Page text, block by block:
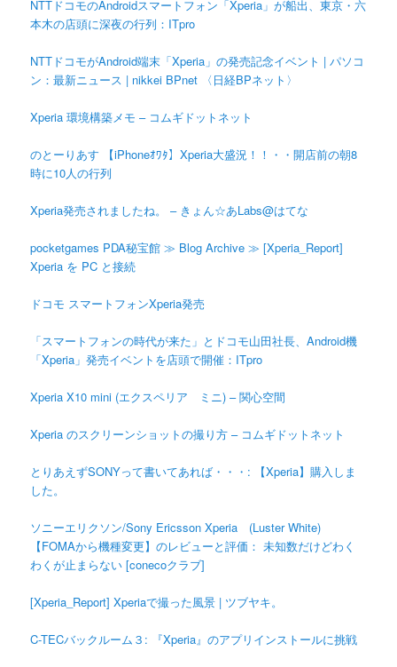
NTTドコモのAndroidスマートフォン「Xperia」が船出、東京・六
本木の店頭に深夜の行列：ITpro
NTTドコモがAndroid端末「Xperia」の発売記念イベント | パソコ
ン：最新ニュース | nikkei BPnet 〈日経BPネット〉
Xperia 環境構築メモ – コムギドットネット
のとーりあす 【iPhoneｵﾜﾀ】Xperia大盛況！！・・開店前の朝8
時に10人の行列
Xperia発売されましたね。 – きょん☆あLabs@はてな
pocketgames PDA秘宝館 ≫ Blog Archive ≫ [Xperia_Report]
Xperia を PC と接続
ドコモ スマートフォンXperia発売
「スマートフォンの時代が来た」とドコモ山田社長、Android機
「Xperia」発売イベントを店頭で開催：ITpro
Xperia X10 mini (エクスペリア ミニ) – 関心空間
Xperia のスクリーンショットの撮り方 – コムギドットネット
とりあえずSONYって書いてあれば・・・: 【Xperia】購入しま
した。
ソニーエリクソン/Sony Ericsson Xperia (Luster White)
【FOMAから機種変更】のレビューと評価： 未知数だけどわく
わくが止まらない [conecoクラブ]
[Xperia_Report] Xperiaで撮った風景 | ツブヤキ。
C-TECバックルーム３: 『Xperia』のアプリインストールに挑戦